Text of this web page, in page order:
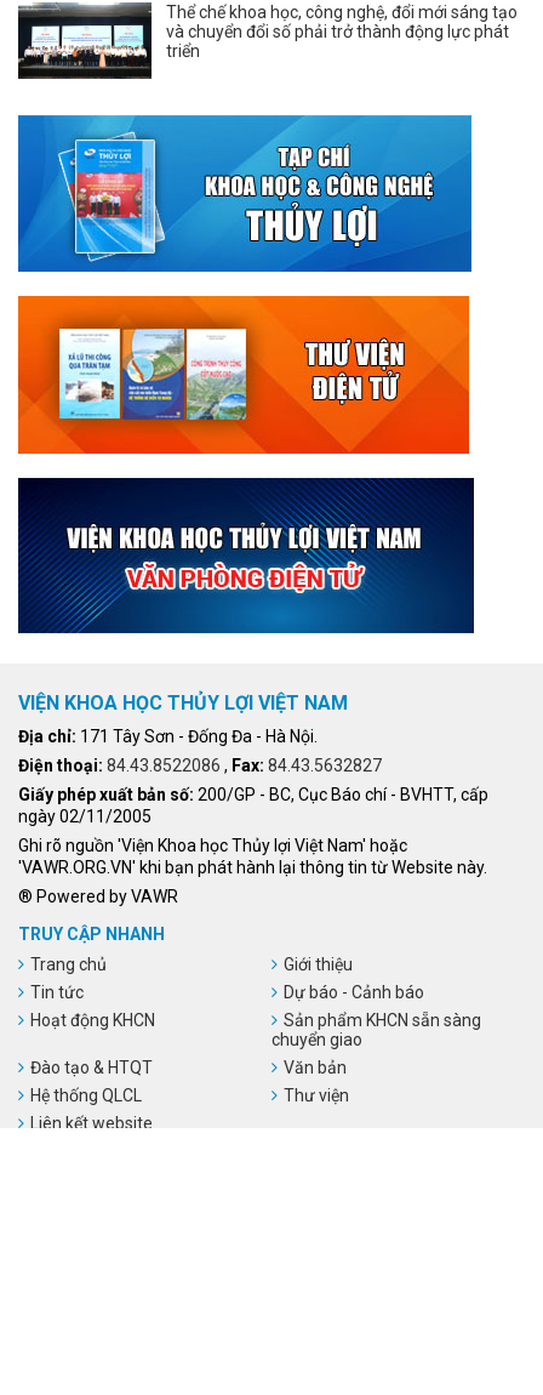
Thể chế khoa học, công nghệ, đổi mới sáng tạo
và chuyển đổi số phải trở thành động lực phát
triển
VIỆN KHOA HỌC THỦY LỢI VIỆT NAM
Địa chỉ: 171 Tây Sơn - Đống Đa - Hà Nội.
Điện thoại: 84.43.8522086 , Fax: 84.43.5632827
Giấy phép xuất bản số: 200/GP - BC, Cục Báo chí - BVHTT, cấp
ngày 02/11/2005
Ghi rõ nguồn 'Viện Khoa học Thủy lợi Việt Nam' hoặc
'VAWR.ORG.VN' khi bạn phát hành lại thông tin từ Website này.
® Powered by VAWR
TRUY CẬP NHANH
Trang chủ
Giới thiệu
Tin tức
Dự báo - Cảnh báo
Hoạt động KHCN
Sản phẩm KHCN sẵn sàng
chuyển giao
Đào tạo & HTQT
Văn bản
Hệ thống QLCL
Thư viện
Liên kết website